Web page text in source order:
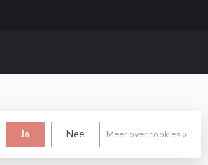
Ja Nee Meer over cookies »